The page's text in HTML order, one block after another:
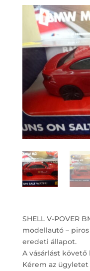
SHELL V-POVER
modellautó –
eredeti állapot.
A vásárlást követő
Kérem az